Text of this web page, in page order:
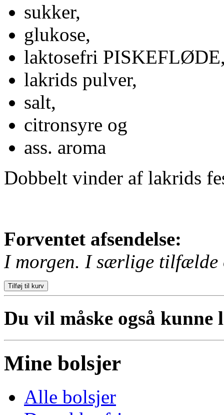
sukker,
glukose,
laktosefri
lakrids pulver,
salt,
citronsyre og
ass. aroma
Dobbelt vinder af lakrids
Forventet afsendelse:
I morgen. I særlige tilfælde
Du vil måske også kunne
Mine bolsjer
Alle bolsjer